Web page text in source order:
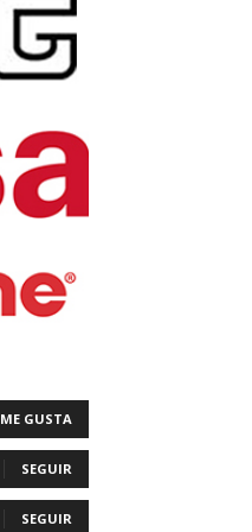
ME GUSTA
SEGUIR
SEGUIR